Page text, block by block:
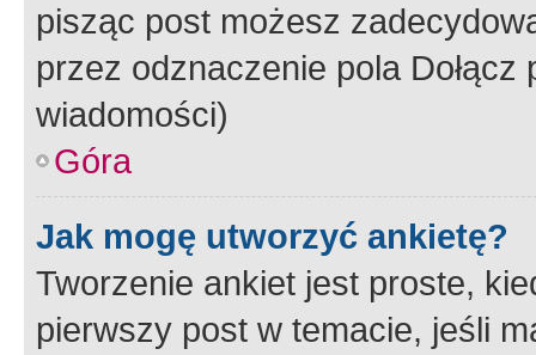
pisząc post możesz
przez odznaczenie pola
wiadomości)
Góra
Jak mogę utworzyć ankietę?
Tworzenie ankiet jest proste,
pierwszy post w temacie, jeśli